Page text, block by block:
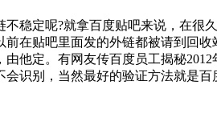
稳定呢?就拿百度贴吧来说，在很
在贴吧里面发的外链都被请到回
他定。 有网友传百度员工揭秘
识别，当然最好的验证方法就是